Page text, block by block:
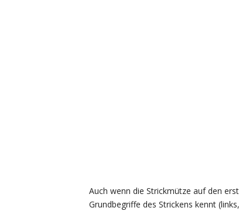
Auch wenn die Strickmütze auf den
Grundbegriffe des Strickens kennt